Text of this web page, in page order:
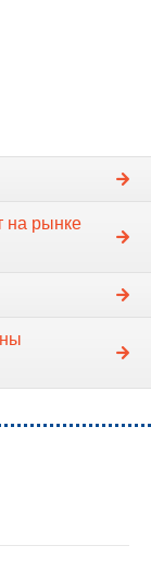
на рынке